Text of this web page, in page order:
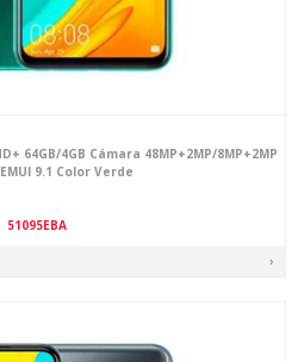
64GB/4GB Cámara 48MP+2MP/8MP+2MP
9.1 Color Verde
51095EBA
›